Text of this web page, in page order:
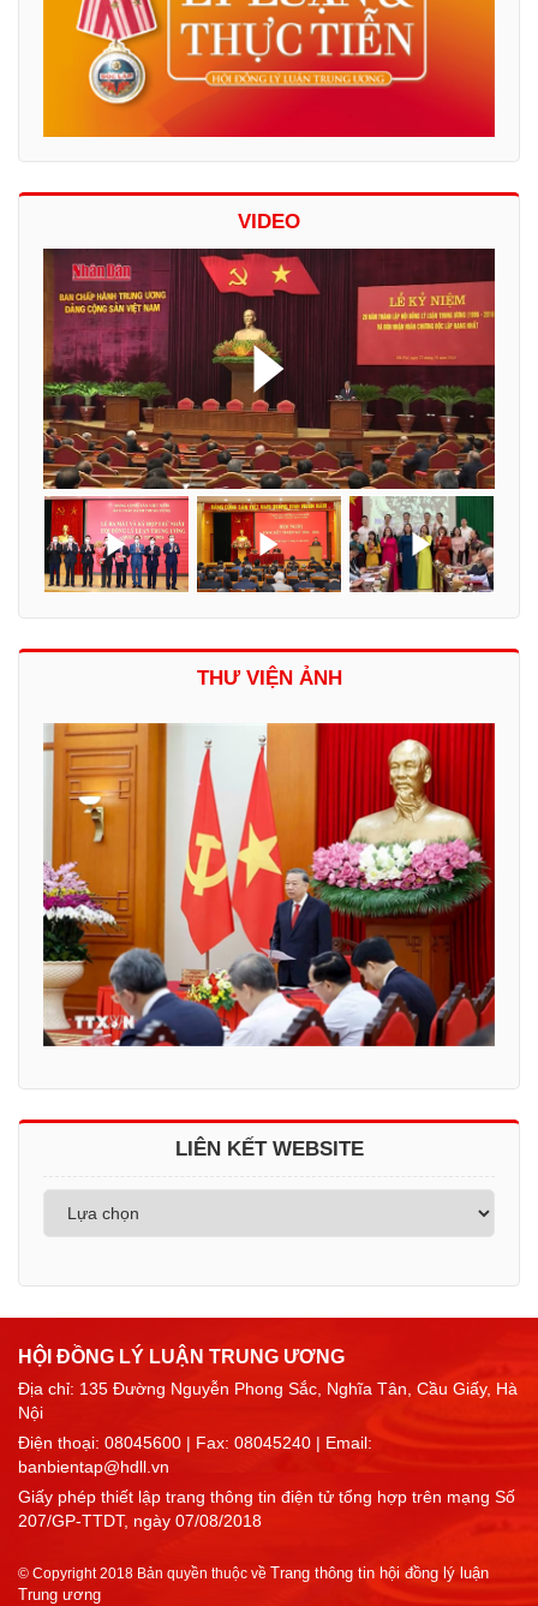
VIDEO
THƯ VIỆN ẢNH
LIÊN KẾT WEBSITE
HỘI ĐỒNG LÝ LUẬN TRUNG ƯƠNG
Địa chỉ: 135 Đường Nguyễn Phong Sắc, Nghĩa Tân, Cầu Giấy, Hà
Nội
Điện thoại: 08045600 | Fax: 08045240 | Email:
banbientap@hdll.vn
Giấy phép thiết lập trang thông tin điện tử tổng hợp trên mạng Số
207/GP-TTDT, ngày 07/08/2018
© Copyright 2018 Bản quyền thuộc về Trang thông tin hội đồng lý luận
Trung ương